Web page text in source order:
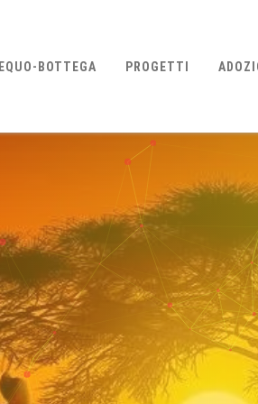
BOTTEGA PROGETTI